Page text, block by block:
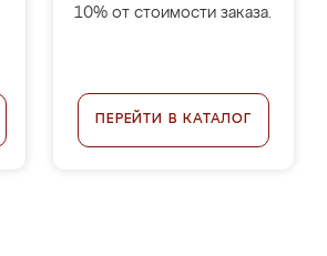
10% от стоимости заказа.
ПЕРЕЙТИ В КАТАЛОГ